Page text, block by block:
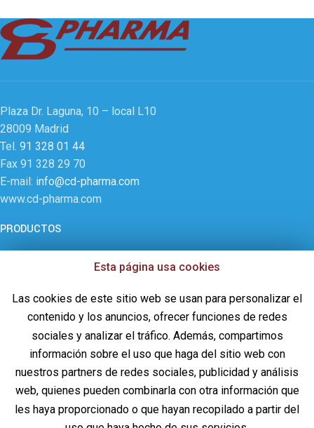
Plaza Dr. Laguna, 10 – local L10
28009 Madrid
Tel. 91 328 01 44
Fax 91 328 29 70
E-mail: info@cd-pharma.com
www.cd-pharma.com
PRODUCTOS
Intervencionismo – Unidad del Dolor
Cirugía general – UCI
Sustituto Óseo
Documentación DiscoGel®
INFORMACIÓN LEGAL
Aviso legal
Política de privacidad
Esta página usa cookies
Las cookies de este sitio web se usan para personalizar el
contenido y los anuncios, ofrecer funciones de redes
sociales y analizar el tráfico. Además, compartimos
información sobre el uso que haga del sitio web con
nuestros partners de redes sociales, publicidad y análisis
web, quienes pueden combinarla con otra información que
les haya proporcionado o que hayan recopilado a partir del